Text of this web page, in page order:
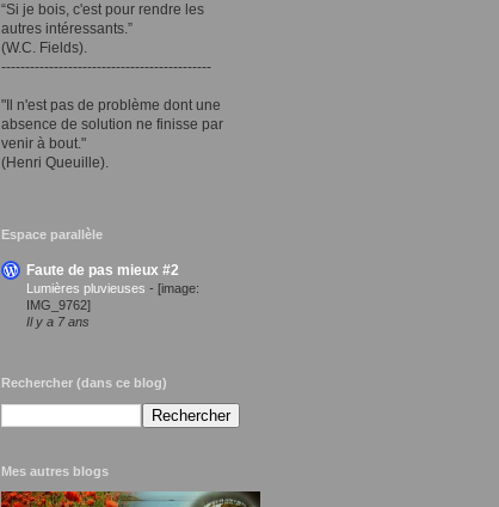
“Si je bois, c'est pour rendre les
autres intéressants.”
(W.C. Fields).
--------------------------------------------
"Il n'est pas de problème dont une
absence de solution ne finisse par
venir à bout."
(Henri Queuille).
Espace parallèle
Faute de pas mieux #2
Lumières pluvieuses - [image:
IMG_9762]
Il y a 7 ans
Rechercher (dans ce blog)
Mes autres blogs